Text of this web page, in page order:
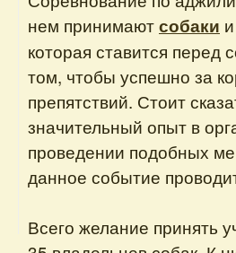
нем принимаютсобаки
которая ставится перед
том, чтобы успешно за
препятствий. Стоит
значительный опыт в
проведении подобных
данное событие
Всего желание принять